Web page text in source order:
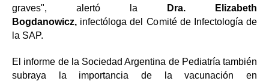
graves", alertó la
Dra. Elizabeth
Bogdanowicz, infectóloga del Comité de Infectología de
la SAP.
El informe de la Sociedad Argentina de Pediatría también
subraya la importancia de la vacunación en